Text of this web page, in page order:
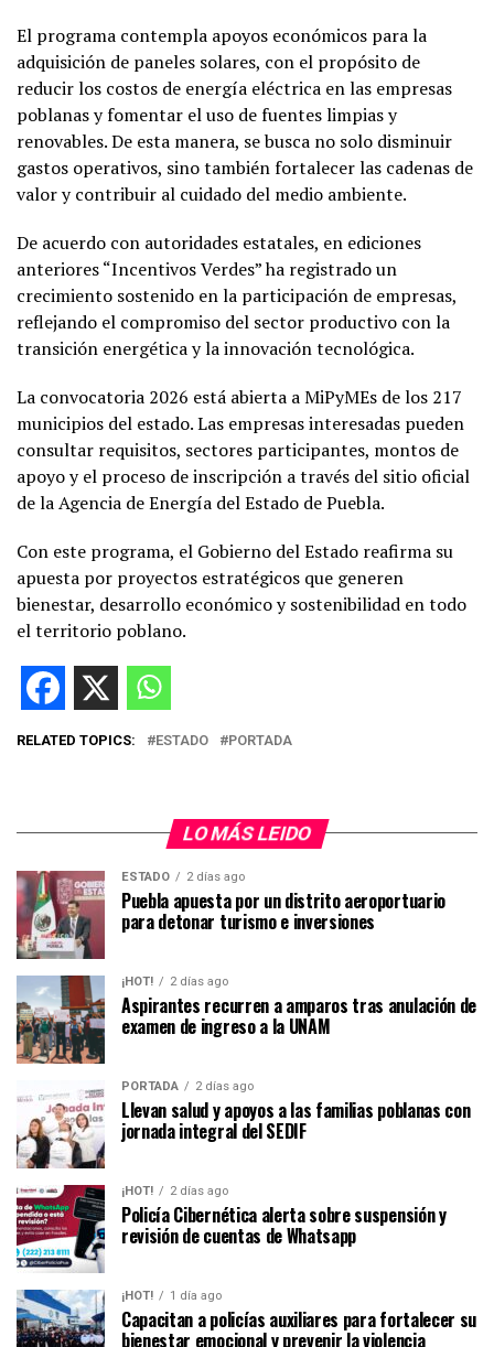
El programa contempla apoyos económicos para la
adquisición de paneles solares, con el propósito de
reducir los costos de energía eléctrica en las empresas
poblanas y fomentar el uso de fuentes limpias y
renovables. De esta manera, se busca no solo disminuir
gastos operativos, sino también fortalecer las cadenas de
valor y contribuir al cuidado del medio ambiente.
De acuerdo con autoridades estatales, en ediciones
anteriores “Incentivos Verdes” ha registrado un
crecimiento sostenido en la participación de empresas,
reflejando el compromiso del sector productivo con la
transición energética y la innovación tecnológica.
La convocatoria 2026 está abierta a MiPyMEs de los 217
municipios del estado. Las empresas interesadas pueden
consultar requisitos, sectores participantes, montos de
apoyo y el proceso de inscripción a través del sitio oficial
de la Agencia de Energía del Estado de Puebla.
Con este programa, el Gobierno del Estado reafirma su
apuesta por proyectos estratégicos que generen
bienestar, desarrollo económico y sostenibilidad en todo
el territorio poblano.
RELATED TOPICS: ESTADO PORTADA
LO MÁS LEIDO
ESTADO 2 días ago
Puebla apuesta por un distrito aeroportuario
para detonar turismo e inversiones
¡HOT! 2 días ago
Aspirantes recurren a amparos tras anulación de
examen de ingreso a la UNAM
PORTADA 2 días ago
Llevan salud y apoyos a las familias poblanas con
jornada integral del SEDIF
¡HOT! 2 días ago
Policía Cibernética alerta sobre suspensión y
revisión de cuentas de Whatsapp
¡HOT! 1 día ago
Capacitan a policías auxiliares para fortalecer su
bienestar emocional y prevenir la violencia